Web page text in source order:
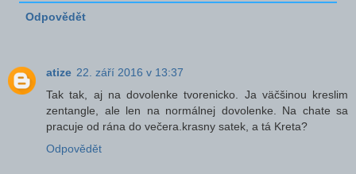
Odpovědět
atize 22. září 2016 v 13:37
Tak tak, aj na dovolenke tvorenicko. Ja väčšinou kreslim
zentangle, ale len na normálnej dovolenke. Na chate sa
pracuje od rána do večera.krasny satek, a tá Kreta?
Odpovědět